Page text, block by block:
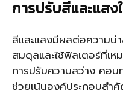
การปรับสีและแส
สีและแสงมีผลต่อความน่
สมดุลและใช้ฟิลเตอร์ที่เ
การปรับความสว่าง คอ
ช่วยเน้นองค์ประกอบสำ